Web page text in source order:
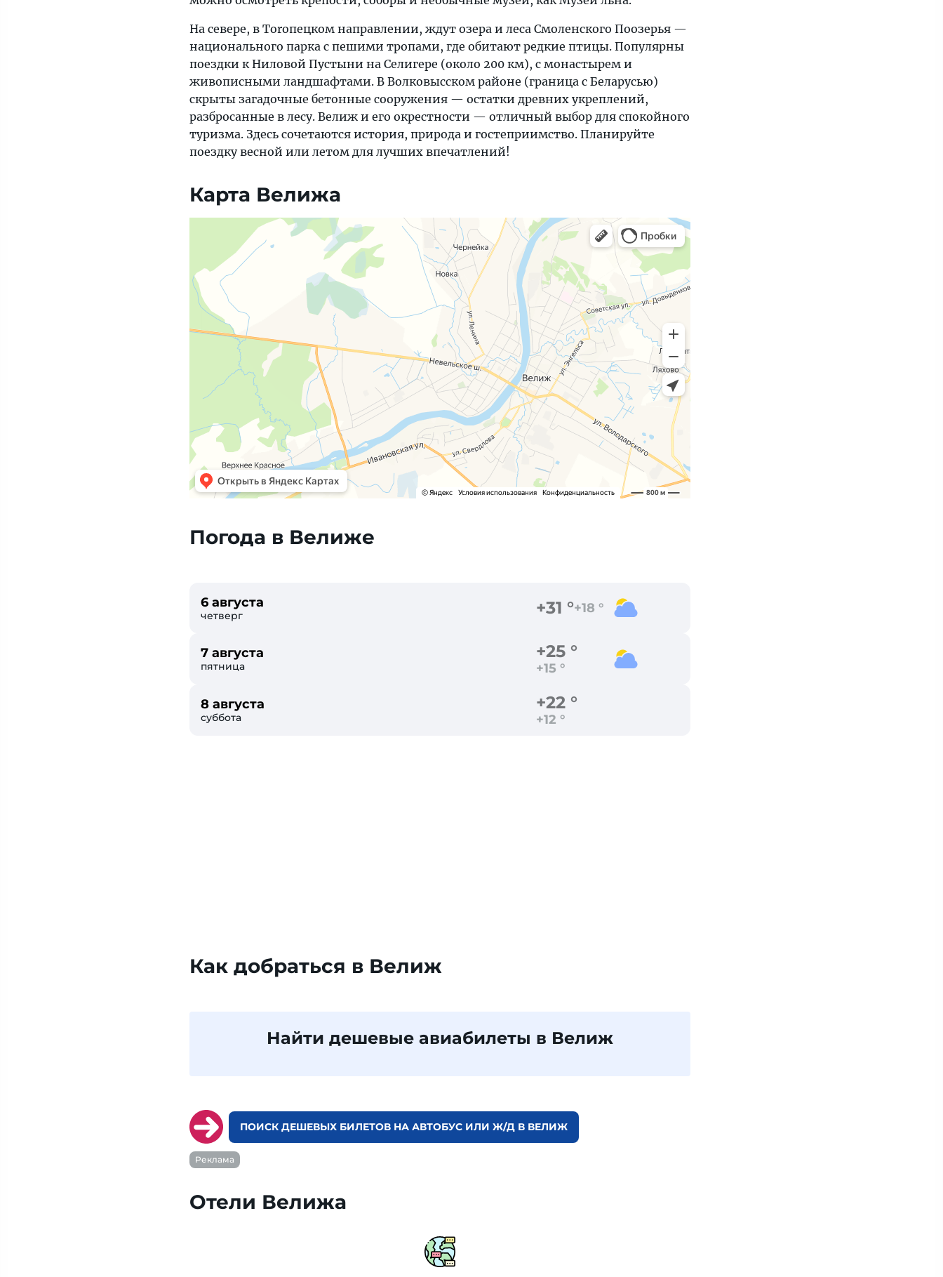
На севере, в Torопецком направлении, ждут озера и леса Смоленского Поозерья —
национального парка с пешими тропами, где обитают редкие птицы. Популярны
поездки к Ниловой Пустыни на Селигере (около 200 км), с монастырем и
живописными ландшафтами. В Волковысском районе (граница с Беларусью)
скрыты загадочные бетонные сооружения — остатки древних укреплений,
разбросанные в лесу. Велиж и его окрестности — отличный выбор для спокойного
туризма. Здесь сочетаются история, природа и гостеприимство. Планируйте
поездку весной или летом для лучших впечатлений!
Карта Велижа
Яндекс Карты — транспорт, навигация, поиск мест
Погода в Велиже
6 августа
четверг +31 °+18 °
7 августа
пятница
+25 °
+15 °
8 августа
суббота
+22 °
+12 °
Как добраться в Велиж
Найти дешевые авиабилеты в Велиж
ПОИСК ДЕШЕВЫХ БИЛЕТОВ НА АВТОБУС ИЛИ Ж/Д В ВЕЛИЖ
Реклама
Отели Велижа